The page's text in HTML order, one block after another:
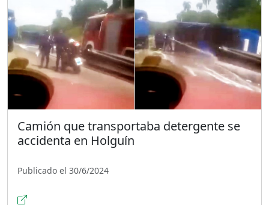
Camión que transportaba detergente se
accidenta en Holguín
Publicado el 30/6/2024